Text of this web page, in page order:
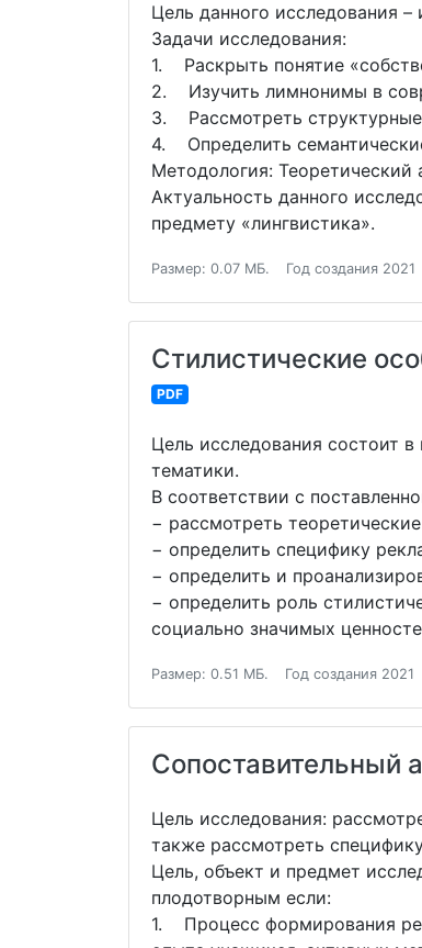
Цель данного исследования
Задачи исследования:
1. Раскрыть понятие
2. Изучить лимнонимы в
3. Рассмотреть
4. Определить
Методология: Теоретический
Актуальность данного
предмету «лингвистика».
Размер: 0.07 МБ. Год создания 2021
Стилистические
PDF
Цель исследования состоит
тематики.
В соответствии с
− рассмотреть
− определить специфику
− определить и
− определить роль
социально значимых
Размер: 0.51 МБ. Год создания 2021
Сопоставительный
Цель исследования:
также рассмотреть
Цель, объект и предмет
плодотворным если:
1. Процесс формирования